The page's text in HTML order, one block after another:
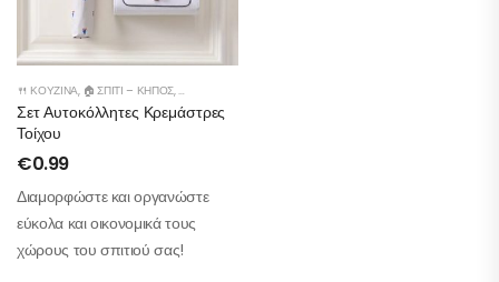
🍴 ΚΟΥΖΊΝΑ, 🏠 ΣΠΊΤΙ – ΚΉΠΟΣ,👕ΝΤΟΥΛΆΠΑ
Σετ Αυτοκόλλητες Κρεμάστρες
Τοίχου
€0.99
Διαμορφώστε και οργανώστε
εύκολα και οικονομικά τους
χώρους του σπιτιού σας!